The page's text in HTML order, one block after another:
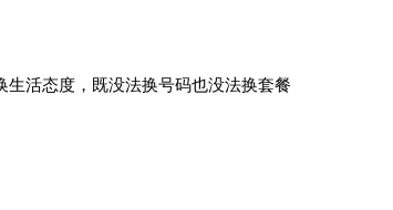
生活态度，既没法换号码也没法换套餐